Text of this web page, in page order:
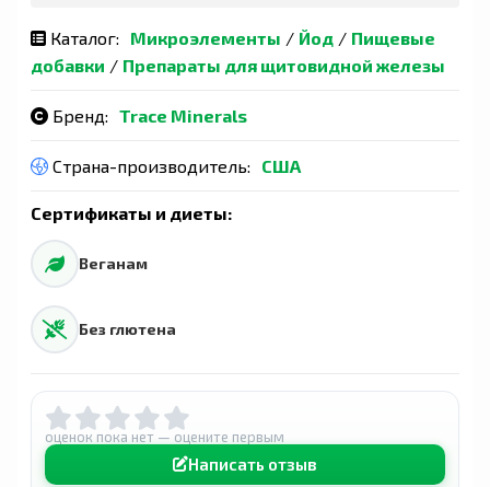
Каталог: Микроэлементы / Йод / Пищевые
добавки / Препараты для щитовидной железы
Бренд: Trace Minerals
Страна-производитель: США
Сертификаты и диеты:
Веганам
Без глютена
оценок пока нет — оцените первым
Написать отзыв